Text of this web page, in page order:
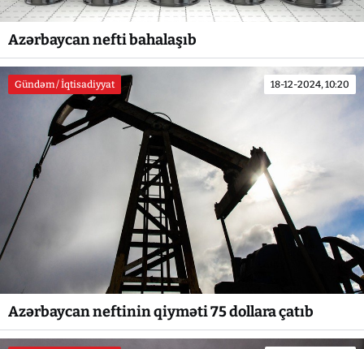
Azərbaycan nefti bahalaşıb
Gündəm / İqtisadiyyat 18-12-2024, 10:20
Azərbaycan neftinin qiyməti 75 dollara çatıb